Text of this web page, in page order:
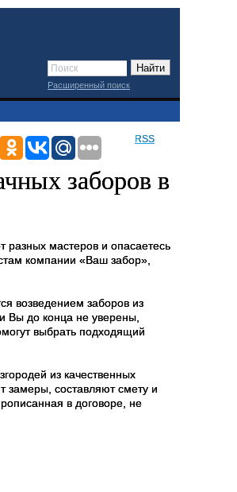
Расширенный поиск
RSS
заборов в
разных мастеров и опасаетесь
компании «Ваш забор»,
возведением заборов из
Вы до конца не уверены,
выбрать подходящий
из качественных
замеры, составляют смету и
в договоре, не